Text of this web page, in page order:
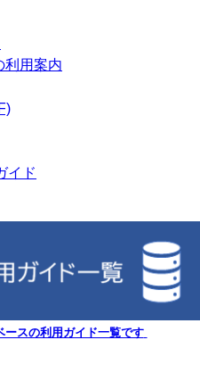
利用案内
イド
スの利用ガイド一覧です